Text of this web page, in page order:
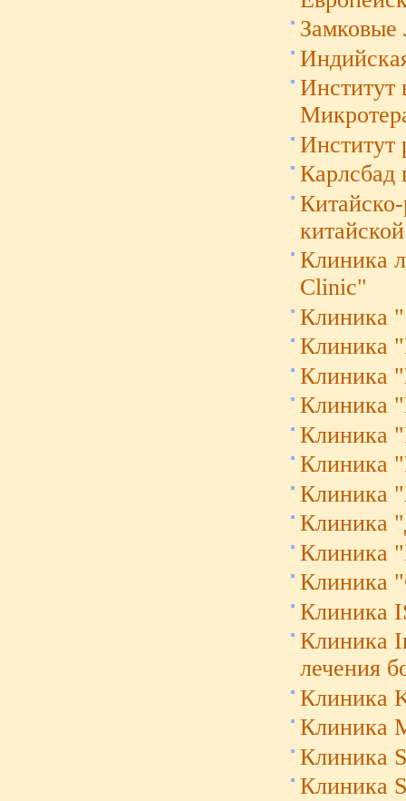
Замковые
Институт
Карлсбад
Клиника
Clinic"
Клиника
Клиника
Клиника
Клиника
Клиника
Клиника
Клиника
Клиника
Клиника
Клиника
Клиника
Клиника
лечения
Клиника
Клиника
Клиника
Клиника